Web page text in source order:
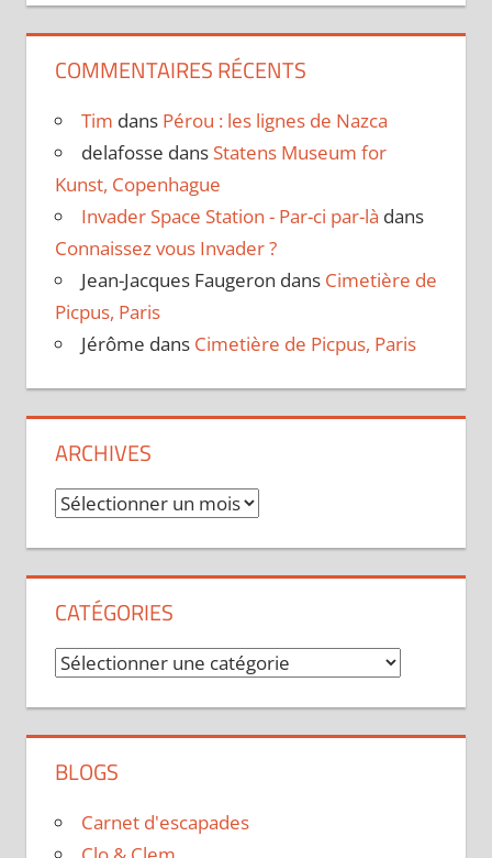
COMMENTAIRES RÉCENTS
Tim dans Pérou : les lignes de Nazca
delafosse dans Statens Museum for
Kunst, Copenhague
Invader Space Station - Par-ci par-là dans
Connaissez vous Invader ?
Jean-Jacques Faugeron dans Cimetière de
Picpus, Paris
Jérôme dans Cimetière de Picpus, Paris
ARCHIVES
Archives
CATÉGORIES
Catégories
BLOGS
Carnet d'escapades